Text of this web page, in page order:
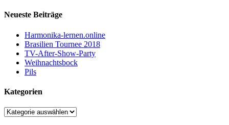
Neueste Beiträge
Harmonika-lernen.online
Brasilien Tournee 2018
TV-After-Show-Party
Weihnachtsbock
Pils
Kategorien
Kategorien